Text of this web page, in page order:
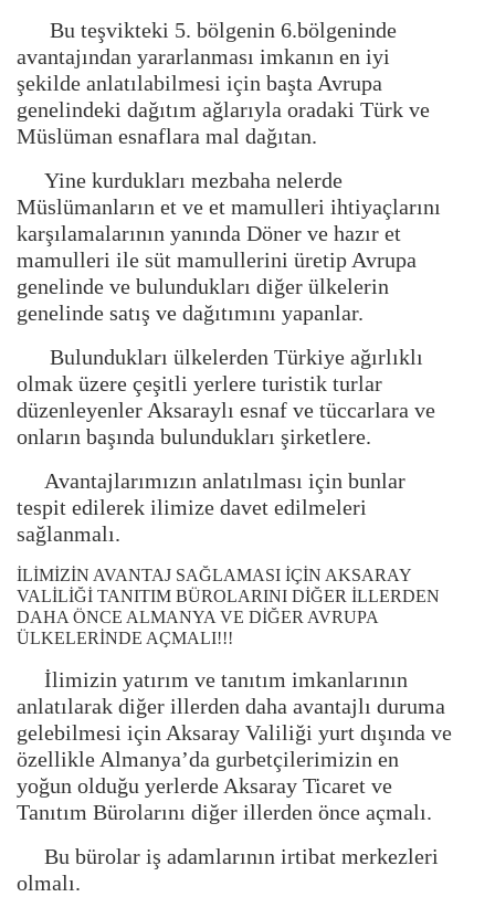
Bu teşvikteki 5. bölgenin 6.bölgeninde
avantajından yararlanması imkanın en iyi
şekilde anlatılabilmesi için başta Avrupa
genelindeki dağıtım ağlarıyla oradaki Türk ve
Müslüman esnaflara mal dağıtan.
Yine kurdukları mezbaha nelerde
Müslümanların et ve et mamulleri ihtiyaçlarını
karşılamalarının yanında Döner ve hazır et
mamulleri ile süt mamullerini üretip Avrupa
genelinde ve bulundukları diğer ülkelerin
genelinde satış ve dağıtımını yapanlar.
Bulundukları ülkelerden Türkiye ağırlıklı
olmak üzere çeşitli yerlere turistik turlar
düzenleyenler Aksaraylı esnaf ve tüccarlara ve
onların başında bulundukları şirketlere.
Avantajlarımızın anlatılması için bunlar
tespit edilerek ilimize davet edilmeleri
sağlanmalı.
İLİMİZİN AVANTAJ SAĞLAMASI İÇİN AKSARAY
VALİLİĞİ TANITIM BÜROLARINI DİĞER İLLERDEN
DAHA ÖNCE ALMANYA VE DİĞER AVRUPA
ÜLKELERİNDE AÇMALI!!!
İlimizin yatırım ve tanıtım imkanlarının
anlatılarak diğer illerden daha avantajlı duruma
gelebilmesi için Aksaray Valiliği yurt dışında ve
özellikle Almanya’da gurbetçilerimizin en
yoğun olduğu yerlerde Aksaray Ticaret ve
Tanıtım Bürolarını diğer illerden önce açmalı.
Bu bürolar iş adamlarının irtibat merkezleri
olmalı.